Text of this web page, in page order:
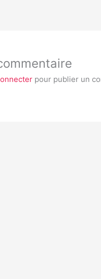
pour publier un